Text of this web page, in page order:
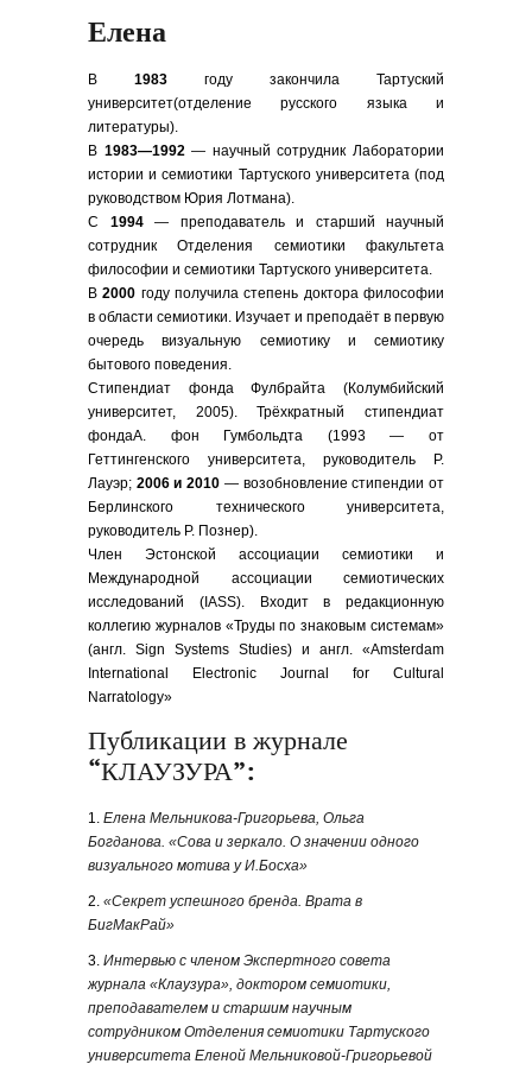
Елена
В 1983 году закончила Тартуский
университет(отделение русского языка и
литературы).
В 1983—1992— научный сотрудник Лаборатории
истории и семиотики Тартуского университета (под
руководством Юрия Лотмана).
С 1994— преподаватель и старший научный
сотрудник Отделения семиотики факультета
философии и семиотики Тартуского университета.
В2000 году получила степень доктора философии
в области семиотики. Изучает и преподаёт в первую
очередь визуальную семиотику и семиотику
бытового поведения.
Стипендиат фонда Фулбрайта (Колумбийский
университет, 2005). Трёхкратный стипендиат
фондаА. фон Гумбольдта (1993 — от
Геттингенского университета, руководитель Р.
Лауэр; 2006 и 2010 — возобновление стипендии от
Берлинского технического университета,
руководитель Р. Познер).
Член Эстонской ассоциации семиотики и
Международной ассоциации семиотических
исследований (IASS). Входит в редакционную
коллегию журналов «Труды по знаковым системам»
(англ. Sign Systems Studies) и англ. «Amsterdam
International Electronic Journal for Cultural
Narratology»
Публикации в журнале
“КЛАУЗУРА”:
1. Елена Мельникова-Григорьева, Ольга
Богданова. «Сова и зеркало. О значении одного
визуального мотива у И.Босха»
2. «Секрет успешного бренда. Врата в
БигМакРай»
3. Интервью с членом Экспертного совета
журнала «Клаузура», доктором семиотики,
преподавателем и старшим научным
сотрудником Отделения семиотики Тартуского
университета Еленой Мельниковой-Григорьевой